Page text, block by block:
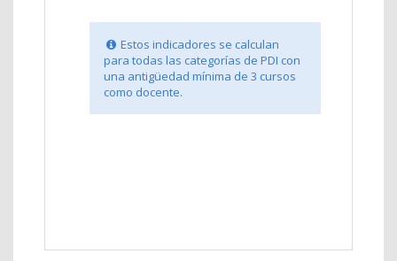
Estos indicadores se calculan
para todas las categorías de PDI con
una antigüedad mínima de 3 cursos
como docente.